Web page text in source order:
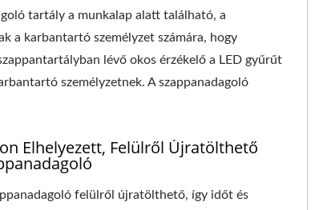
tartály a munkalap alatt található, a
a karbantartó személyzet számára, hogy
lévő okos érzékelő a LED gyűrűt
személyzetnek. A szappanadagoló
Elhelyezett, Felülről Újratölthető
felülről újratölthető, így időt és